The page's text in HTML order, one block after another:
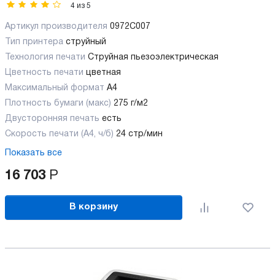
4 из 5
Артикул производителя 0972C007
Тип принтера струйный
Технология печати Струйная пьезоэлектрическая
Цветность печати цветная
Максимальный формат А4
Плотность бумаги (макс) 275 г/м2
Двусторонняя печать есть
Скорость печати (А4, ч/б) 24 стр/мин
Показать все
16 703 Р
В корзину